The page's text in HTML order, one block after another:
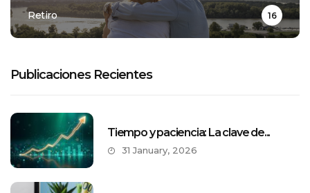
Retiro 16
Publicaciones Recientes
Tiempo y paciencia: La clave de...
31 January, 2026